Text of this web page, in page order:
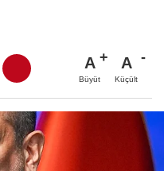
A
Büyüt
A
Küçült